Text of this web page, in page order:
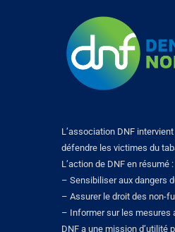
L’association DNF
défendre les victimes du
L’action de DNF en résumé :
– Sensibiliser aux dangers
– Assurer le droit des non-
– Informer sur les mesures
DNF a une mission d’utilité